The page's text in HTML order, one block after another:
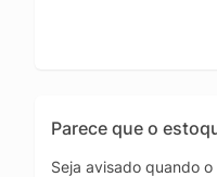
Parece que o
Seja avisado quando